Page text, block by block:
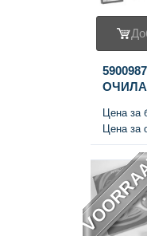
ОЧИЛА
бр.)
Цена за
Цена за